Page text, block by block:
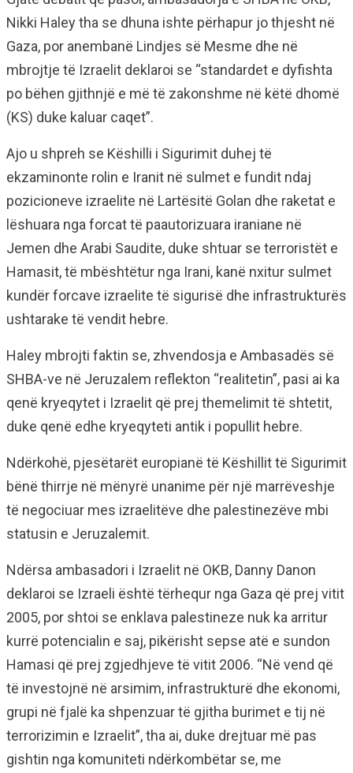
Nikki Haley tha se dhuna ishte përhapur jo thjesht në
Gaza, por anembanë Lindjes së Mesme dhe në
mbrojtje të Izraelit deklaroi se “standardet e dyfishta
po bëhen gjithnjë e më të zakonshme në këtë dhomë
(KS) duke kaluar caqet”.
Ajo u shpreh se Këshilli i Sigurimit duhej të
ekzaminonte rolin e Iranit në sulmet e fundit ndaj
pozicioneve izraelite në Lartësitë Golan dhe raketat e
lëshuara nga forcat të paautorizuara iraniane në
Jemen dhe Arabi Saudite, duke shtuar se terroristët e
Hamasit, të mbështëtur nga Irani, kanë nxitur sulmet
kundër forcave izraelite të sigurisë dhe infrastrukturës
ushtarake të vendit hebre.
Haley mbrojti faktin se, zhvendosja e Ambasadës së
SHBA-ve në Jeruzalem reflekton “realitetin”, pasi ai ka
qenë kryeqytet i Izraelit që prej themelimit të shtetit,
duke qenë edhe kryeqyteti antik i popullit hebre.
Ndërkohë, pjesëtarët europianë të Këshillit të Sigurimit
bënë thirrje në mënyrë unanime për një marrëveshje
të negociuar mes izraelitëve dhe palestinezëve mbi
statusin e Jeruzalemit.
Ndërsa ambasadori i Izraelit në OKB, Danny Danon
deklaroi se Izraeli është tërhequr nga Gaza që prej vitit
2005, por shtoi se enklava palestineze nuk ka arritur
kurrë potencialin e saj, pikërisht sepse atë e sundon
Hamasi që prej zgjedhjeve të vitit 2006. “Në vend që
të investojnë në arsimim, infrastrukturë dhe ekonomi,
grupi në fjalë ka shpenzuar të gjitha burimet e tij në
terrorizimin e Izraelit”, tha ai, duke drejtuar më pas
gishtin nga komuniteti ndërkombëtar se, me